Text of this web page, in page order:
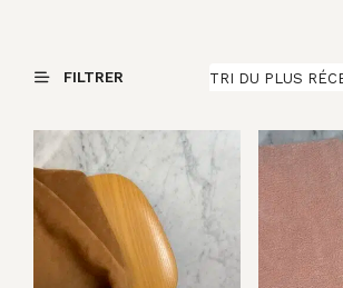
FILTRER